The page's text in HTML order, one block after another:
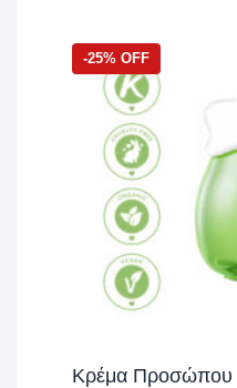
-25% OFF
Κρέμα Προσώπου